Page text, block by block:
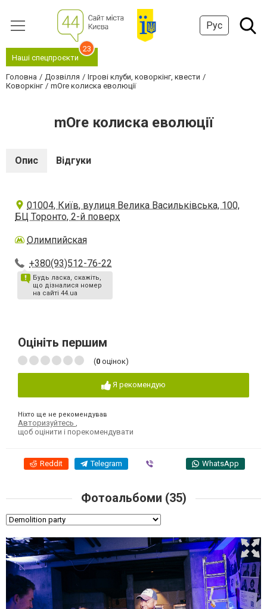
Рус
Наші спецпроєкти
23
Головна Дозвілля
Ігрові клуби, коворкінг, квести
Коворкінг
mOre колиска еволюції
mOre колиска еволюції
Опис Відгуки
01004, Київ, вулиця Велика Васильківська, 100,
БЦ Торонто, 2-й поверх
Олимпийская
+380(93)512-76-22
Будь ласка, скажіть,
що дізналися номер
на сайті 44.ua
Оцініть першим
(0 оцінок)
Я рекомендую
Ніхто ще не рекомендував
Авторизуйтесь
щоб оцінити і порекомендувати
Reddit Telegram WhatsApp
Фотоальбоми (35)